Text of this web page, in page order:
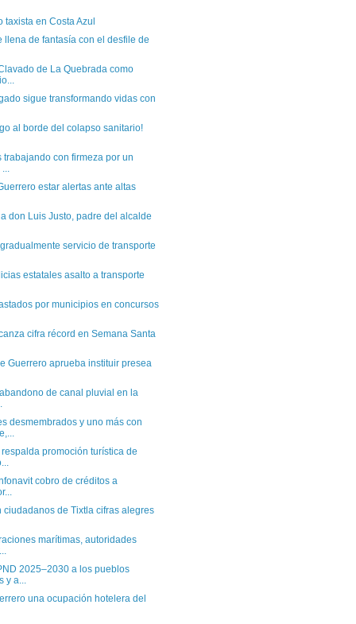
taxista en Costa Azul
llena de fantasía con el desfile de
de La Quebrada como
sigue transformando vidas con
al borde del colapso sanitario!
trabajando con firmeza por un
estar alertas ante altas
don Luis Justo, padre del alcalde
servicio de transporte
estatales asalto a transporte
por municipios en concursos
cifra récord en Semana Santa
Guerrero aprueba instituir presea
de canal pluvial en la
desmembrados y uno más con
promoción turística de
cobro de créditos a
ciudadanos de Tixtla cifras alegres
marítimas, autoridades
2025–2030 a los pueblos
y a...
una ocupación hotelera del